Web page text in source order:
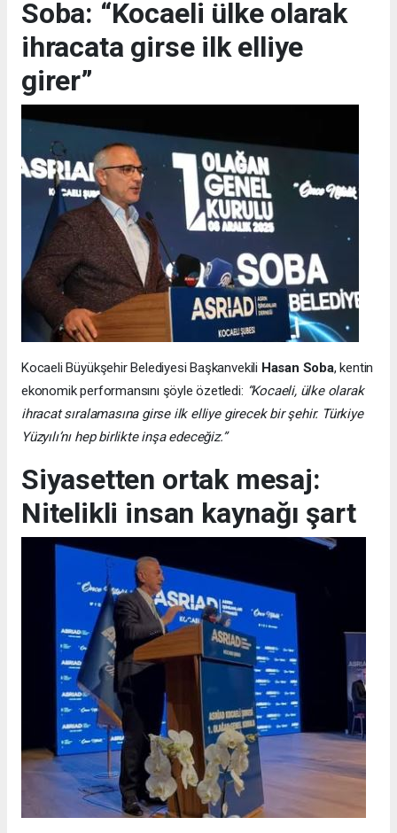
Soba: “Kocaeli ülke olarak
ihracata girse ilk elliye
girer”
Kocaeli Büyükşehir Belediyesi Başkanvekili Hasan Soba, kentin
ekonomik performansını şöyle özetledi: “Kocaeli, ülke olarak
ihracat sıralamasına girse ilk elliye girecek bir şehir. Türkiye
Yüzyılı’nı hep birlikte inşa edeceğiz.”
Siyasetten ortak mesaj:
Nitelikli insan kaynağı şart